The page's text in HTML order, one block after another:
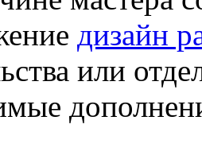
дизайн
или